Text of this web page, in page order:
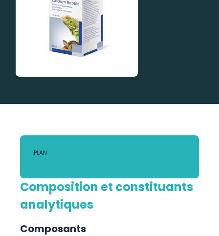
Composition et constituants
analytiques
Composants
PLAN